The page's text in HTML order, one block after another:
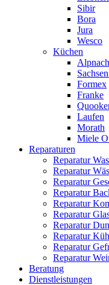
Sibir
Bora
Jura
Wesco
Küchen
Formex
Franke
Laufen
Morath
Miele
Reparaturen
Reparatur
Reparatur
Reparatur
Reparatur
Reparatur
Reparatur
Reparatur
Reparatur
Reparatur
Reparatur
Beratung
Dienstleistungen